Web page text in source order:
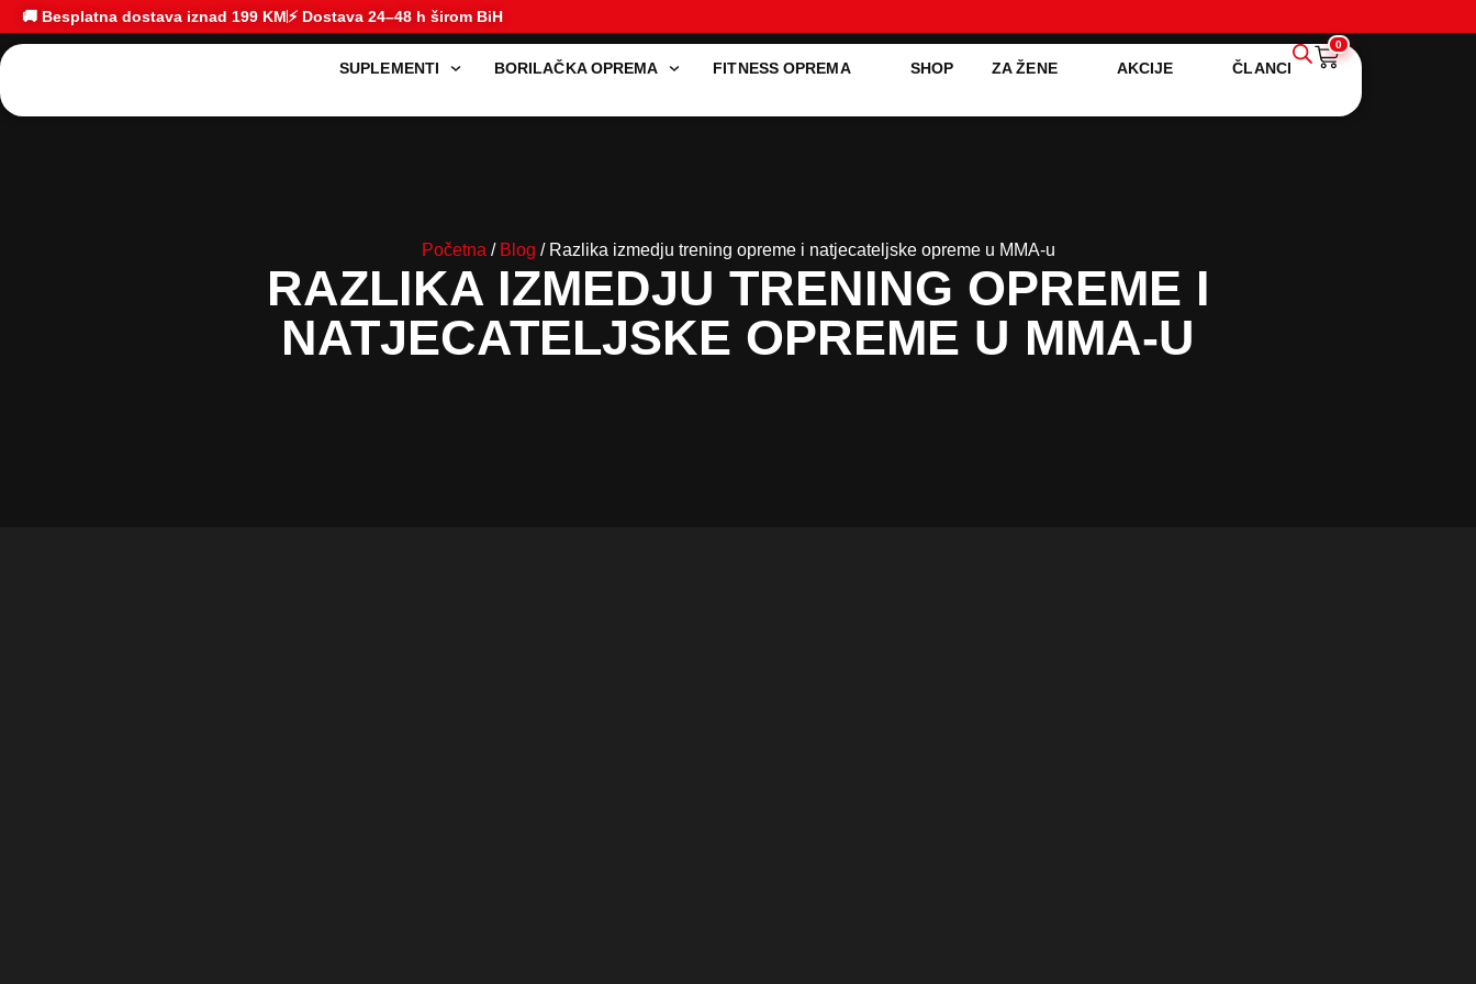
🚚 Besplatna dostava iznad 199 KM⚡ Dostava 24–48 h širom BiH
SUPLEMENTI BORILAČKA OPREMA FITNESS OPREMA SHOP ZA ŽENE AKCIJE ČLANCI
0
Početna / Blog / Razlika izmedju trening opreme i natjecateljske opreme u MMA-u
RAZLIKA IZMEDJU TRENING OPREME I
NATJECATELJSKE OPREME U MMA-U